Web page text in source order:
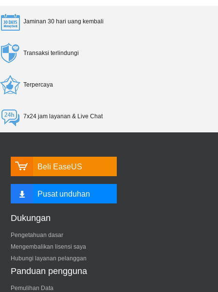
Jaminan 30 hari uang kembali
Transaksi terlindungi
Terpercaya
7x24 jam layanan & Live Chat
Beli EaseUS
Pusat unduhan
Dukungan
Pengetahuan dasar
Mengembalikan lisensi saya
Hubungi layanan pelanggan
Panduan pengguna
Pemulihan Data